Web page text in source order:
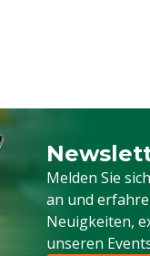
Melden Sie
an und
Neuigkeiten,
unseren
Melden Sie